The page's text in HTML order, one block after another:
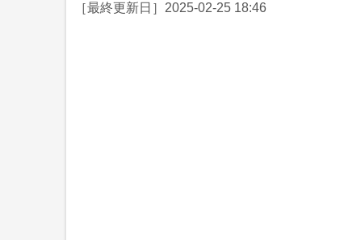
［最終更新日］ 2025-02-25 18:46